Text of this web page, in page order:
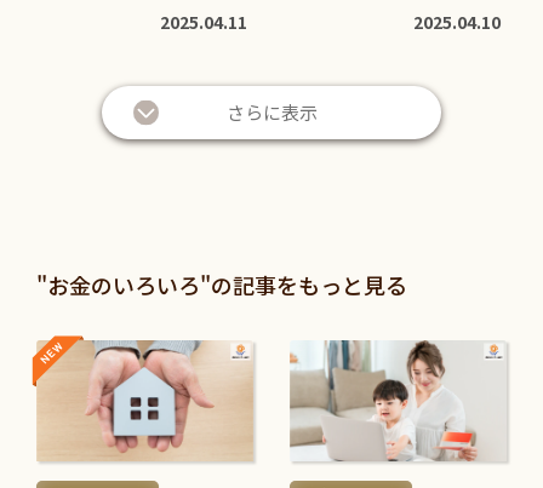
2025.04.11 2025.04.10
さらに表示
"お金のいろいろ"の記事をもっと見る
続
き
む
NEW
NEW
続
き
を
読
む